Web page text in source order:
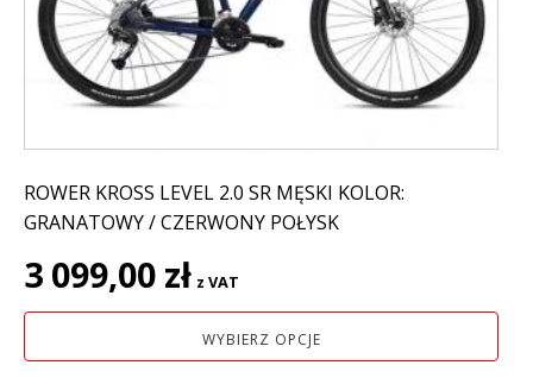
ROWER KROSS LEVEL 2.0 SR MĘSKI KOLOR:
GRANATOWY / CZERWONY POŁYSK
3 099,00 zł z VAT
WYBIERZ OPCJE
wybrać
na
stronie
produktu